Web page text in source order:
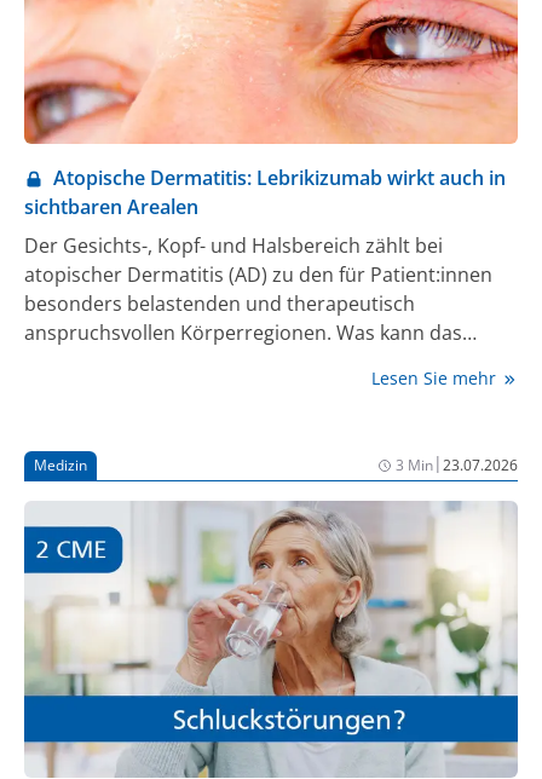
Atopische Dermatitis: Lebrikizumab wirkt auch in
sichtbaren Arealen
Der Gesichts-, Kopf- und Halsbereich zählt bei
atopischer Dermatitis (AD) zu den für Patient:innen
besonders belastenden und therapeutisch
anspruchsvollen Körperregionen. Was kann das
einem Pressegespräch von Almirall im Rahmen der
und Venerologie (FOBI) in München erläuterte Prof.
Dr. Dr. Andeas Wollenberg (Augsburg/München),
warum Lebrikizumab einen Unterschied machen
kann, und stellte zudem neue Daten aus der
Langzeitstudie ADlong vor.
Lesen Sie mehr
Medizin 3 Min|23.07.2026